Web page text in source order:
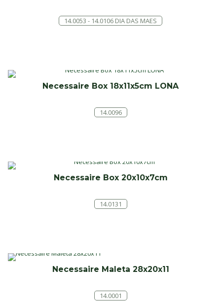
14.0053 - 14.0106 DIA DAS MAES
Necessaire Box 18x11x5cm LONA
14.0096
Necessaire Box 20x10x7cm
14.0131
Necessaire Maleta 28x20x11
14.0001